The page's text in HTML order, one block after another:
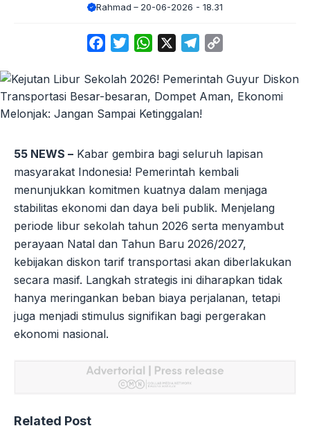
Rahmad 20-06-2026 - 18.31
FacebookTwitterWhatsApp Telegram
55 NEWS – Kabar gembira bagi seluruh lapisan
masyarakat Indonesia! Pemerintah kembali
menunjukkan komitmen kuatnya dalam menjaga
stabilitas ekonomi dan daya beli publik. Menjelang
periode libur sekolah tahun 2026 serta menyambut
perayaan Natal dan Tahun Baru 2026/2027,
kebijakan diskon tarif transportasi akan diberlakukan
secara masif. Langkah strategis ini diharapkan tidak
hanya meringankan beban biaya perjalanan, tetapi
juga menjadi stimulus signifikan bagi pergerakan
ekonomi nasional.
Related Post